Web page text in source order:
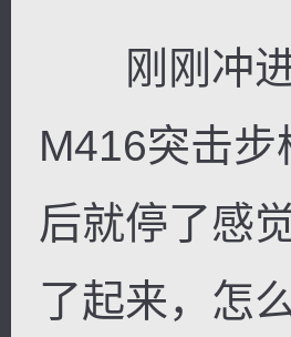
刚刚冲进
M416突击
后就停了感
了起来，怎